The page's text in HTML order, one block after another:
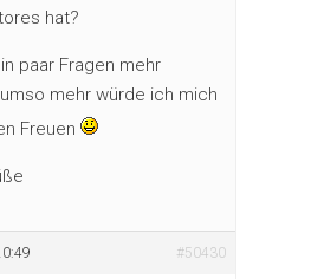
hat?
paar Fragen mehr
mehr würde ich mich
Freuen
#50430